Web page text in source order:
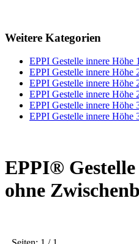
Weitere Kategorien
EPPI Gestelle innere Höhe
EPPI Gestelle innere Höhe
EPPI Gestelle innere Höhe
EPPI Gestelle innere Höhe
EPPI Gestelle innere Höhe
EPPI Gestelle innere Höhe
EPPI®
ohne